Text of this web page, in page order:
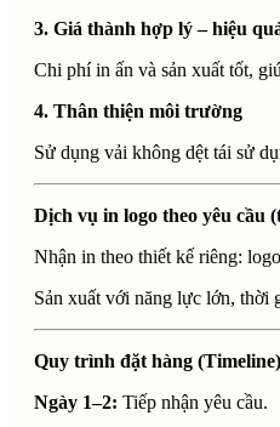
3. Giá thành hợp lý – hiệu
Chi phí in ấn và sản xuất tốt,
4. Thân thiện môi trường
Sử dụng vải không dệt tái sử
Dịch vụ in logo theo yêu cầu
Nhận in theo thiết kế riêng:
Sản xuất với năng lực lớn, thời
Quy trình đặt hàng (Timeline)
Ngày 1–2: Tiếp nhận yêu cầu.